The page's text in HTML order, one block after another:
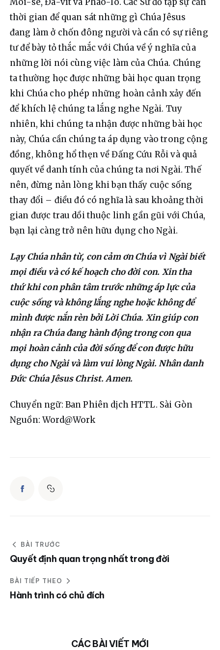
thời gian để quan sát những gì Chúa Jêsus
đang làm ở chốn đông người và cần có sự riêng
tư để bày tỏ thắc mắc với Chúa về ý nghĩa của
những lời nói cùng việc làm của Chúa. Chúng
ta thường học được những bài học quan trọng
khi Chúa cho phép những hoàn cảnh xảy đến
để khích lệ chúng ta lắng nghe Ngài. Tuy
nhiên, khi chúng ta nhận được những bài học
này, Chúa cần chúng ta áp dụng vào trong cộng
đồng, không hổ thẹn về Đấng Cứu Rỗi và quả
quyết về danh tính của chúng ta nơi Ngài. Thế
nên, đừng nản lòng khi bạn thấy cuộc sống
thay đổi – điều đó có nghĩa là sau khoảng thời
gian được trau dồi thuộc linh gần gũi với Chúa,
bạn lại càng trở nên hữu dụng cho Ngài.
Lạy Chúa nhân từ, con cảm ơn Chúa vì Ngài biết
mọi điều và có kế hoạch cho đời con. Xin tha
thứ khi con phân tâm trước những áp lực của
cuộc sống và không lắng nghe hoặc không để
mình được nắn rèn bởi Lời Chúa. Xin giúp con
nhận ra Chúa đang hành động trong con qua
mọi hoàn cảnh của đời sống để con được hữu
dụng cho Ngài và làm vui lòng Ngài. Nhân danh
Đức Chúa Jêsus Christ. Amen.
Chuyển ngữ: Ban Phiên dịch HTTL. Sài Gòn
Nguồn: Word@Work
BÀI TRƯỚC
Quyết định quan trọng nhất trong đời
BÀI TIẾP THEO
Hành trình có chủ đích
CÁC BÀI VIẾT MỚI